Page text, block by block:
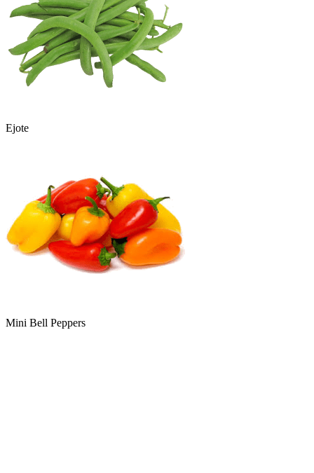
Ejote
Mini Bell Peppers